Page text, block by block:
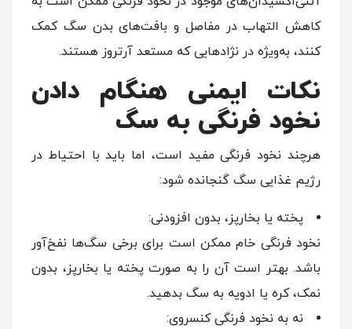
کاهش التهاب در مفاصل و بافت‌های بدن سگ کمک
کنند، به‌ویژه در نژادهایی که مستعد آرتروز هستند.
نکات ایمنی هنگام دادن
نخود فرنگی به سگ
هرچند نخود فرنگی مفید است، اما باید با احتیاط در
رژیم غذایی سگ گنجانده شود:
پخته یا بخارپز، بدون افزودنی:
نخود فرنگی خام ممکن است برای برخی سگ‌ها نفخ‌آور
باشد. بهتر است آن را به صورت پخته یا بخارپز، بدون
نمک، کره یا ادویه به سگ بدهید.
نه به نخود فرنگی کنسروی: